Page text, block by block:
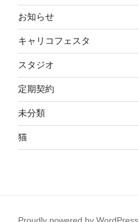
お知らせ
キャリコフェスタ
スタジオ
定期契約
未分類
猫
Proudly powered by WordPress